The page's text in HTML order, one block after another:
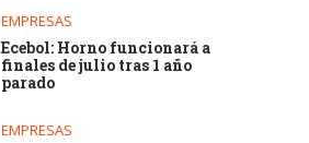
EMPRESAS
Ecebol: Horno funcionará a
finales de julio tras 1 año
parado
EMPRESAS